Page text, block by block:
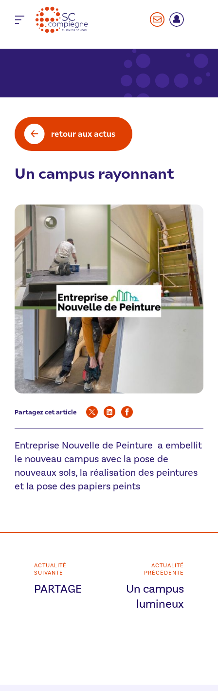
retour aux actus
Un campus rayonnant
Partagez cet article
Entreprise Nouvelle de Peinture a embellit
le nouveau campus avec la pose de
nouveaux sols, la réalisation des peintures
et la pose des papiers peints
ACTUALITÉ
SUIVANTE
PARTAGE
ACTUALITÉ
PRÉCÉDENTE
Un campus
lumineux